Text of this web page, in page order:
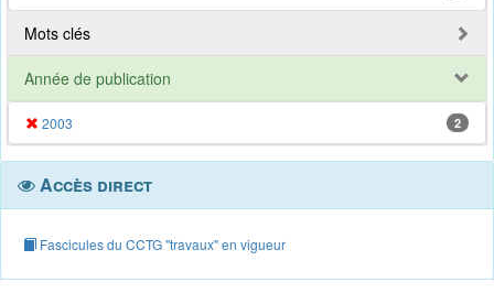
Mots clés
Année de publication
2003 2
Accès direct
Fascicules du CCTG "travaux" en vigueur